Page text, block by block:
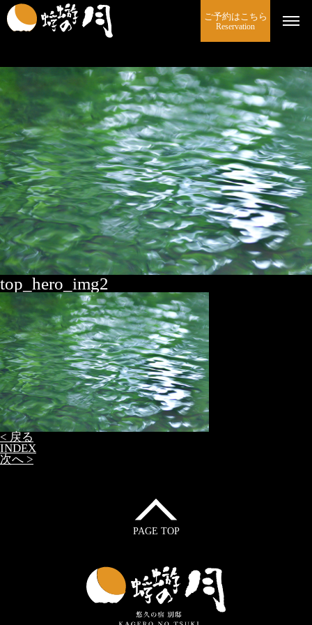
ご予約はこちら
Reservation
top_hero_img2
< 戻る
INDEX
次へ >
PAGE TOP